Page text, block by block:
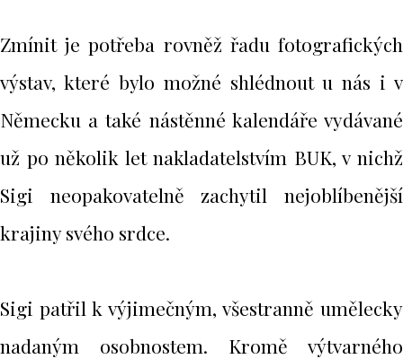
Zmínit je potřeba rovněž řadu fotografických
výstav, které bylo možné shlédnout u nás i v
Německu a také nástěnné kalendáře vydávané
už po několik let nakladatelstvím BUK, v nichž
Sigi neopakovatelně zachytil nejoblíbenější
krajiny svého srdce.
Sigi patřil k výjimečným, všestranně umělecky
nadaným osobnostem. Kromě výtvarného